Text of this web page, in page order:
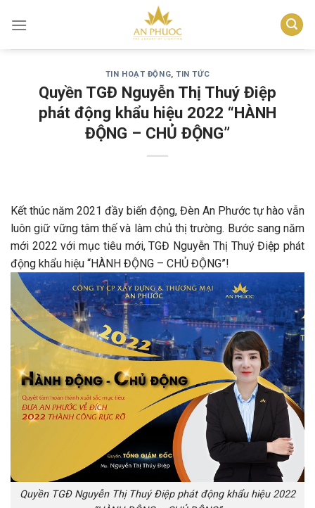
TIN HOẠT ĐỘNG,TIN TỨC
Quyền TGĐ Nguyễn Thị Thuý Điệp
phát động khẩu hiệu 2022 “HÀNH
ĐỘNG – CHỦ ĐỘNG”
️Kết thúc năm 2021 đầy biến động, Đèn An Phước tự hào vẫn
luôn giữ vững tâm thế và làm chủ thị trường. Bước sang năm
mới 2022 với mục tiêu mới, TGĐ Nguyễn Thị Thuý Điệp phát
động khẩu hiệu “HÀNH ĐỘNG – CHỦ ĐỘNG”!
Quyền TGĐ Nguyễn Thị Thuý Điệp phát động khẩu hiệu 2022